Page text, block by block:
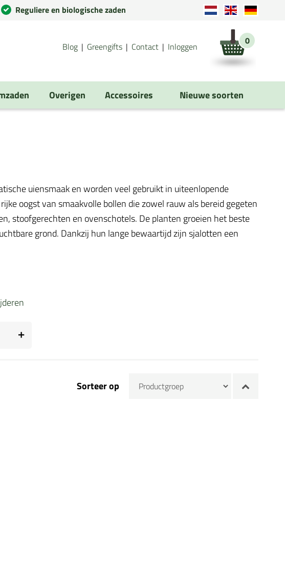
Reguliere en biologische zaden
Blog Greengifts Contact Inloggen 0
Overigen Accessoires Nieuwe soorten
uiensmaak en worden veel gebruikt in uiteenlopende
oogst van smaakvolle bollen die zowel rauw als bereid gegeten
stoofgerechten en ovenschotels. De planten groeien het beste
grond. Dankzij hun lange bewaartijd zijn sjalotten een
Sorteer op